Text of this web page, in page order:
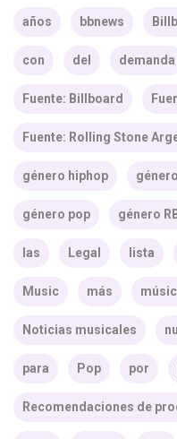
años bbnews
con del demanda
Fuente: Billboard
Fuente: Rolling Stone
género hiphop
género pop género
las Legal lista
Music más
Noticias musicales
para Pop por
Recomendaciones de